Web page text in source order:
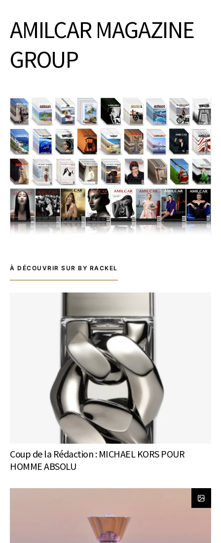
AMILCAR MAGAZINE
GROUP
À DÉCOUVRIR SUR BY RACKEL
Coup de la Rédaction : MICHAEL KORS POUR
HOMME ABSOLU